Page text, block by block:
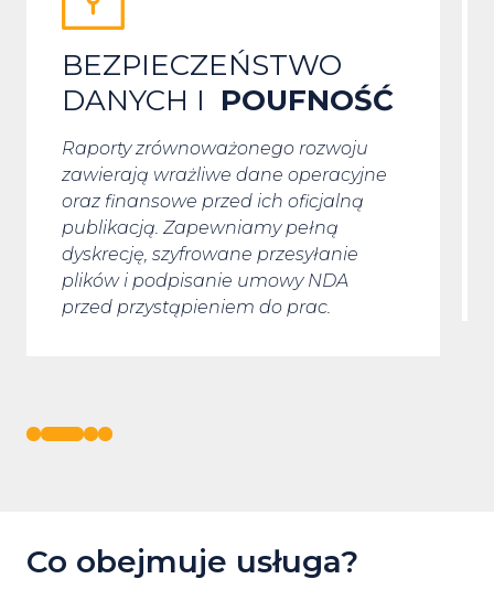
BEZPIECZEŃSTWO
DANYCH I POUFNOŚĆ
Raporty zrównoważonego rozwoju
zawierają wrażliwe dane operacyjne
oraz finansowe przed ich oficjalną
publikacją. Zapewniamy pełną
dyskrecję, szyfrowane przesyłanie
plików i podpisanie umowy NDA
przed przystąpieniem do prac.
Co obejmuje usługa?